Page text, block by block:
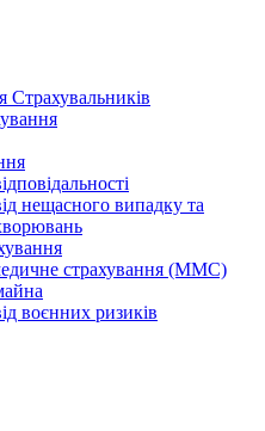
Страхувальників
нещасного випадку та
страхування (ММС)
воєнних ризиків